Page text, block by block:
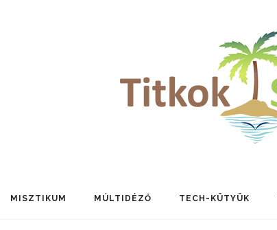
MISZTIKUM MÚLTIDÉZŐ TECH-KÜTYÜK